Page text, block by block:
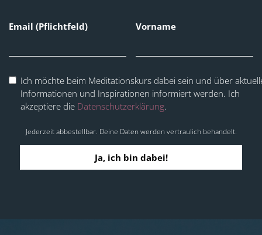
Email (Pflichtfeld) Vorname
Ich möchte beim Meditationskurs dabei sein und über
Informationen und Inspirationen informiert werden. Ich
akzeptiere die Datenschutzerklärung.
Jederzeit abbestellbar. Deine Daten werden vertraulich behandelt.